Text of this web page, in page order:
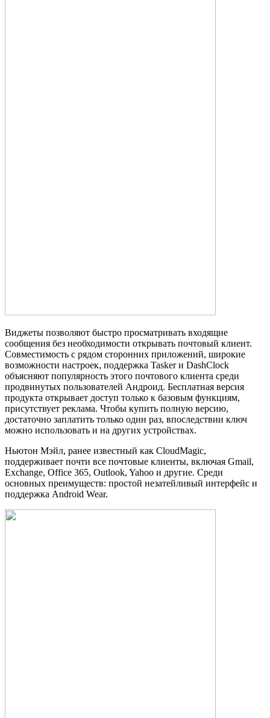
Виджеты позволяют быстро просматривать входящие
сообщения без необходимости открывать почтовый клиент.
Совместимость с рядом сторонних приложений, широкие
возможности настроек, поддержка Tasker и DashClock
объясняют популярность этого почтового клиента среди
продвинутых пользователей Андроид. Бесплатная версия
продукта открывает доступ только к базовым функциям,
присутствует реклама. Чтобы купить полную версию,
достаточно заплатить только один раз, впоследствии ключ
можно использовать и на других устройствах.
Ньютон Мэйл, ранее известный как CloudMagic,
поддерживает почти все почтовые клиенты, включая Gmail,
Exchange, Office 365, Outlook, Yahoo и другие. Среди
основных преимуществ: простой незатейливый интерфейс и
поддержка Android Wear.